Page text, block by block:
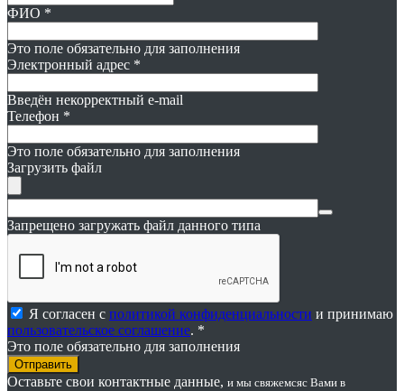
ФИО *
Это поле обязательно для заполнения
Электронный адрес *
Введён некорректный e-mail
Телефон *
Это поле обязательно для заполнения
Загрузить файл
Запрещено загружать файл данного типа
Я согласен с политикой конфиденциальности и принимаю
пользовательское соглашение. *
Это поле обязательно для заполнения
Оставьте свои контактные данные, и мы свяжемсяс Вами в